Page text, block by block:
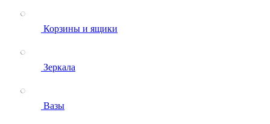
Корзины и ящики
Зеркала
Вазы